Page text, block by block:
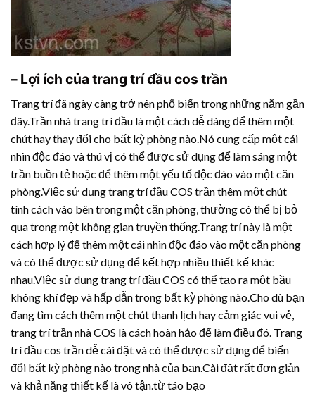
– Lợi ích của trang trí đầu cos trần
Trang trí đã ngày càng trở nên phổ biến trong những năm gần
đây.Trần nhà trang trí đầu là một cách dễ dàng để thêm một
chút hay thay đổi cho bất kỳ phòng nào.Nó cung cấp một cái
nhìn độc đáo và thú vị có thể được sử dụng để làm sáng một
trần buồn tẻ hoặc để thêm một yếu tố độc đáo vào một căn
phòng.Việc sử dụng trang trí đầu COS trần thêm một chút
tính cách vào bên trong một căn phòng, thường có thể bị bỏ
qua trong một không gian truyền thống.Trang trí này là một
cách hợp lý để thêm một cái nhìn độc đáo vào một căn phòng
và có thể được sử dụng để kết hợp nhiều thiết kế khác
nhau.Việc sử dụng trang trí đầu COS có thể tạo ra một bầu
không khí đẹp và hấp dẫn trong bất kỳ phòng nào.Cho dù bạn
đang tìm cách thêm một chút thanh lịch hay cảm giác vui vẻ,
trang trí trần nhà COS là cách hoàn hảo để làm điều đó. Trang
trí đầu cos trần dễ cài đặt và có thể được sử dụng để biến
đổi bất kỳ phòng nào trong nhà của bạn.Cài đặt rất đơn giản
và khả năng thiết kế là vô tận.từ táo bạo